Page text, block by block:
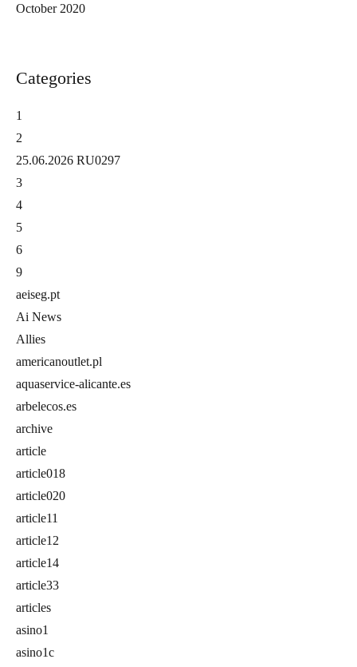
October 2020
Categories
1
2
25.06.2026 RU0297
3
4
5
6
9
aeiseg.pt
Ai News
Allies
americanoutlet.pl
aquaservice-alicante.es
arbelecos.es
archive
article
article018
article020
article11
article12
article14
article33
articles
asino1
asino1c